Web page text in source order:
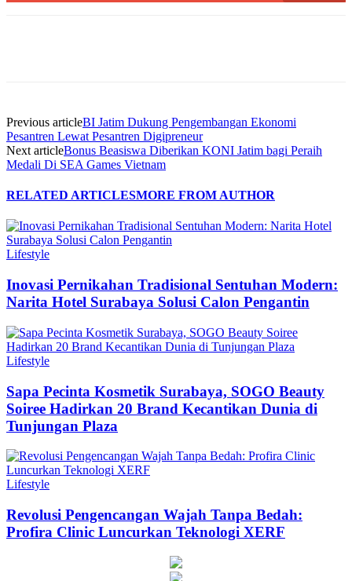
Previous articleBI Jatim Dukung Pengembangan Ekonomi
Pesantren Lewat Pesantren Digipreneur
Next articleBonus Beasiswa Diberikan KONI Jatim bagi Peraih
Medali Di SEA Games Vietnam
RELATED ARTICLESMORE FROM AUTHOR
Lifestyle
Inovasi Pernikahan Tradisional Sentuhan Modern:
Narita Hotel Surabaya Solusi Calon Pengantin
Lifestyle
Sapa Pecinta Kosmetik Surabaya, SOGO Beauty
Soiree Hadirkan 20 Brand Kecantikan Dunia di
Tunjungan Plaza
Lifestyle
Revolusi Pengencangan Wajah Tanpa Bedah:
Profira Clinic Luncurkan Teknologi XERF